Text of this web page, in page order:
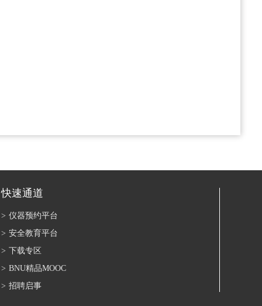
快速通道
> 仪器预约平台
> 安全教育平台
> 下载专区
> BNU精品MOOC
> 招聘启事